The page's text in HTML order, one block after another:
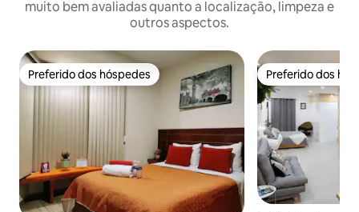
muito bem avaliadas quanto a localização, limpeza e
outros aspectos.
Preferido dos hóspedes
Preferido dos hóspedes Preferido dos
Preferido dos